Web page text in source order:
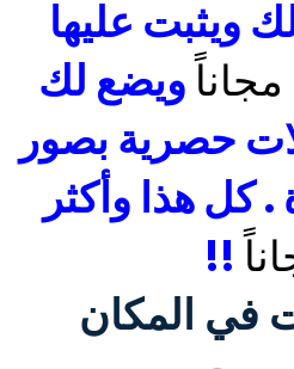
ويثبت عليها
مجاناًويضع لك
حصرية بصور
. كل هذا وأكثر
!!
في المكان